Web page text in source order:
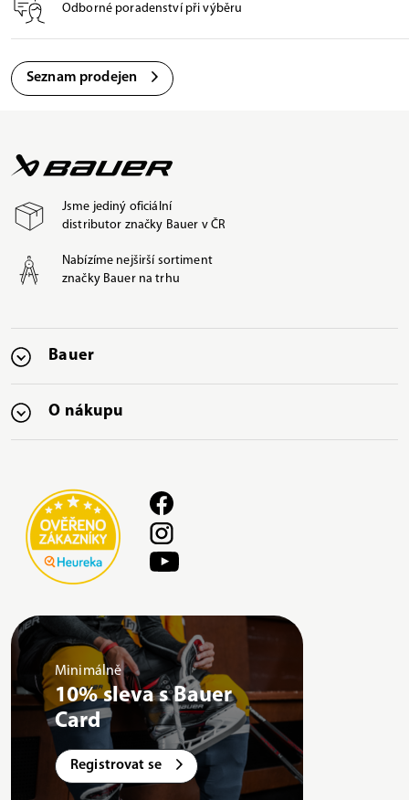
Odborné poradenství při výběru
Seznam prodejen
Jsme jediný oficiální
distributor značky Bauer v ČR
Nabízíme nejširší sortiment
značky Bauer na trhu
Bauer
O nákupu
Minimálně
10% sleva s Bauer
Card
Registrovat se